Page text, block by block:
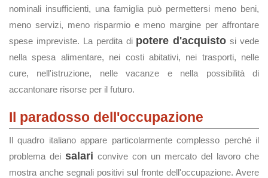
nominali insufficienti, una famiglia può permettersi meno beni,
meno servizi, meno risparmio e meno margine per affrontare
spese impreviste. La perdita di potere d'acquisto si vede
nella spesa alimentare, nei costi abitativi, nei trasporti, nelle
cure, nell'istruzione, nelle vacanze e nella possibilità di
accantonare risorse per il futuro.
Il paradosso dell'occupazione
Il quadro italiano appare particolarmente complesso perché il
problema dei salari convive con un mercato del lavoro che
mostra anche segnali positivi sul fronte dell'occupazione. Avere